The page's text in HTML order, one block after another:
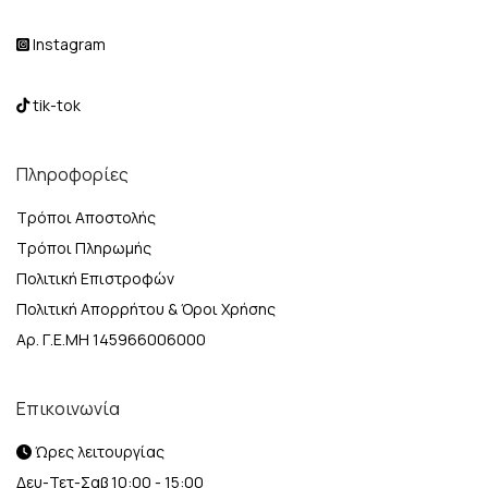
Instagram
tik-tok
Πληροφορίες
Τρόποι Αποστολής
Τρόποι Πληρωμής
Πολιτική Επιστροφών
Πολιτική Απορρήτου & Όροι Χρήσης
Αρ. Γ.Ε.ΜΗ 145966006000
Επικοινωνία
Ώρες λειτουργίας
Δευ-Τετ-Σαβ 10:00 - 15:00